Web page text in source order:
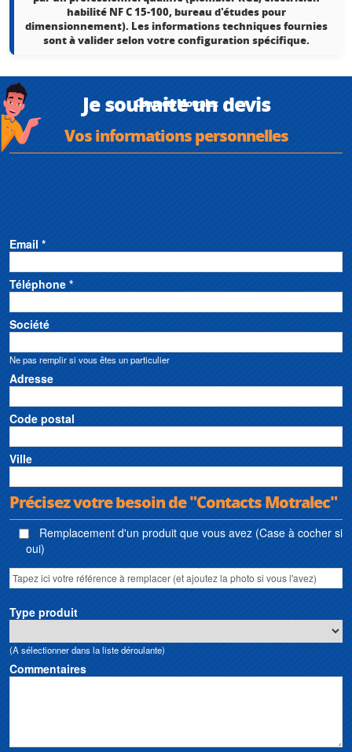
habilité NF C 15-100, bureau d'études pour
dimensionnement). Les informations techniques fournies
sont à valider selon votre configuration spécifique.
Je souhaite un devis
Contacts Motralec
Vos informations personnelles
Email *
Téléphone *
Société
Ne pas remplir si vous êtes un particulier
Adresse
Code postal
Ville
Précisez votre besoin de "Contacts Motralec"
Remplacement d'un produit que vous avez (Case à cocher si
oui)
Type produit
(A sélectionner dans la liste déroulante)
Commentaires